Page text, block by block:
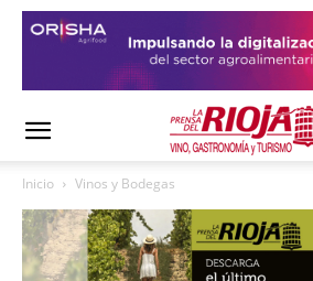
Inicio Vinos y Bodegas